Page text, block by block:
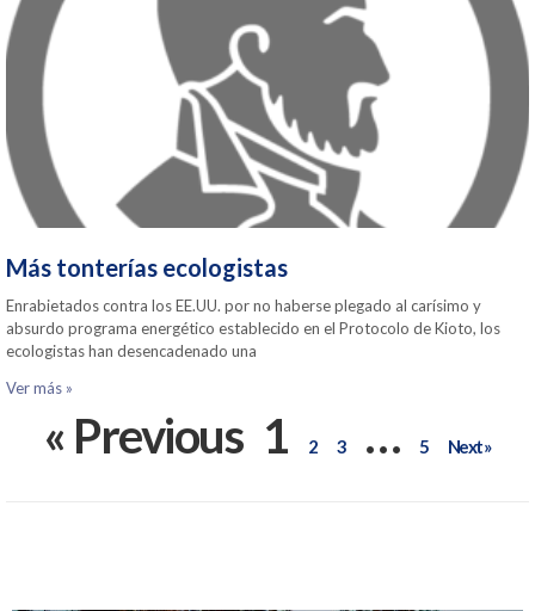
Más tonterías ecologistas
Enrabietados contra los EE.UU. por no haberse plegado al carísimo y
absurdo programa energético establecido en el Protocolo de Kioto, los
ecologistas han desencadenado una
Ver más »
« Previous 1 2 3 … 5 Next »